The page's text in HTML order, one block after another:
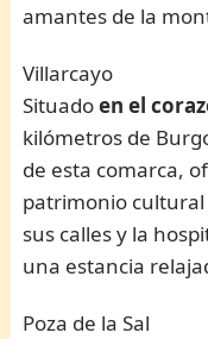
amantes de la
Villarcayo
Situadoen el
kilómetros de
de esta comarca,
patrimonio
sus calles y la
una estancia
Poza de la Sal